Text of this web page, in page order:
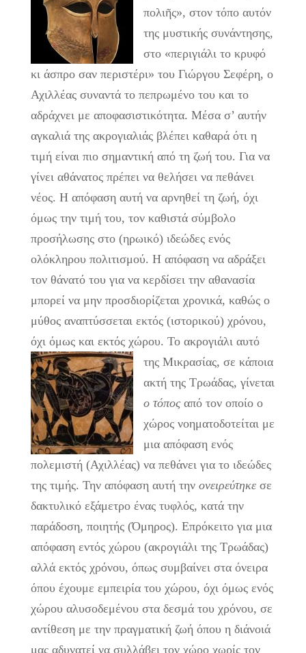
πολιῆς», στον τόπο αυτόν
της μυστικής συνάντησης,
στο «περιγιάλι το κρυφό
κι άσπρο σαν περιστέρι» του Γιώργου Σεφέρη, ο
Αχιλλέας συναντά το πεπρωμένο του και το
αδράχνει με αποφασιστικότητα. Μέσα σ’ αυτήν
αγκαλιά της ακρογιαλιάς βλέπει καθαρά ότι η
τιμή είναι πιο σημαντική από τη ζωή του. Για να
γίνει αθάνατος πρέπει να θελήσει να πεθάνει
νέος. Η απόφαση αυτή να αρνηθεί τη ζωή, όχι
όμως την τιμή του, τον καθιστά σύμβολο
προσήλωσης στο (ηρωικό) ιδεώδες ενός
ολόκληρου πολιτισμού. Η απόφαση να αδράξει
τον θάνατό του για να κερδίσει την αθανασία
μπορεί να μην προσδιορίζεται χρονικά, καθώς ο
μύθος αναπτύσσεται εκτός (ιστορικού) χρόνου,
όχι όμως και εκτός χώρου. Το ακρογιάλι αυτό
της Μικρασίας, σε κάποια
ακτή της Τρωάδας, γίνεται
ο τόποςαπό τον οποίο ο
χώρος νοηματοδοτείται με
μια απόφαση ενός
πολεμιστή (Αχιλλέας) να πεθάνει για το ιδεώδες
της τιμής. Την απόφαση αυτή την ονειρεύτηκεσε
δακτυλικό εξάμετρο ένας τυφλός, κατά την
παράδοση, ποιητής (Όμηρος). Επρόκειτο για μια
απόφαση εντός χώρου (ακρογιάλι της Τρωάδας)
αλλά εκτός χρόνου, όπως συμβαίνει στα όνειρα
όπου έχουμε εμπειρία του χώρου, όχι όμως ενός
χώρου αλυσοδεμένου στα δεσμά του χρόνου, σε
αντίθεση με την πραγματική ζωή όπου η διάνοιά
μας αδυνατεί να συλλάβει τον χώρο χωρίς τον